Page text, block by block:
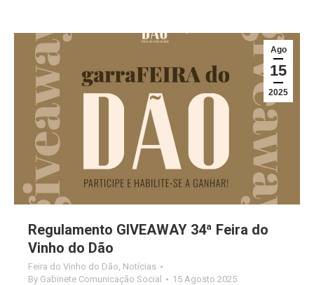
Ago
15
2025
Regulamento GIVEAWAY 34ª Feira do
Vinho do Dão
Feira do Vinho do Dão Notícias
By Gabinete Comunicação Social 15 Agosto 2025